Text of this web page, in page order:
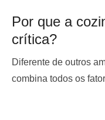
Por que a
crítica?
Diferente de outros
combina todos os